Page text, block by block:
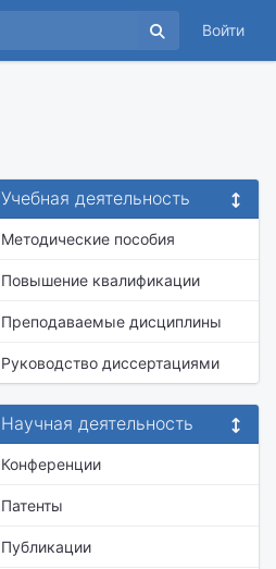
Войти
Учебная деятельность
Методические пособия
Повышение квалификации
Преподаваемые дисциплины
Руководство диссертациями
Научная деятельность
Конференции
Патенты
Публикации